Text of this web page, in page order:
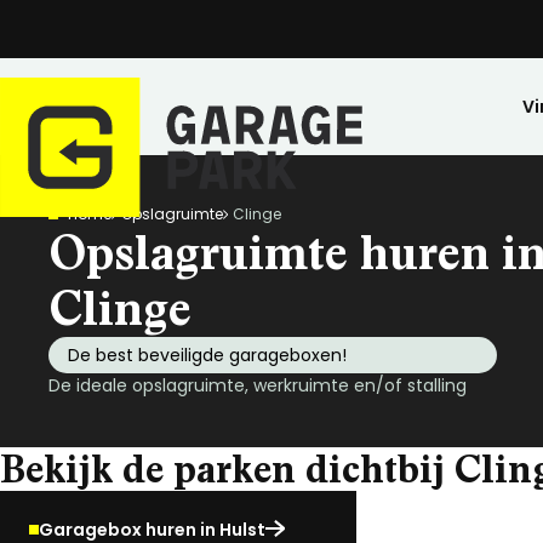
Bekijk alle locaties
Park bezichtigen
Top locaties
Drenthe
Flevoland
Gelderland
Huren Kopen
Opslagruimte
Veilig opgeslagen en 24/7 toegankelijk.
Stalling
De ideale
Wij zijn GaragePark
Meer dan 57 locaties in Nederland.
Ervaringen
Een greep uit
Home Opslagruimte Clinge
Opslagruimte huren
Clinge
De best beveiligde garageboxen!
De ideale opslagruimte, werkruimte en/of stalling
Bekijk de parken dichtbij
Garagebox huren in Hulst